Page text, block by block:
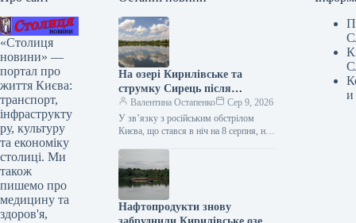
«Столиця
новини» —
портал про
життя Києва:
транспорт,
інфраструкту
ру, культуру
та економіку
столиці. Ми
також
пишемо про
медицину та
здоров'я,
На озері Кирилівське та
струмку Сирець після
російської атаки знову
зафіксовано наявність
нафтопродуктів.
Валентина Остапенко
Сер 9, 2026
У зв’язку з російським обстрілом
Києва, що стався в ніч на 8 серпня, на
Сирець…
Нафтопродукти знову
и